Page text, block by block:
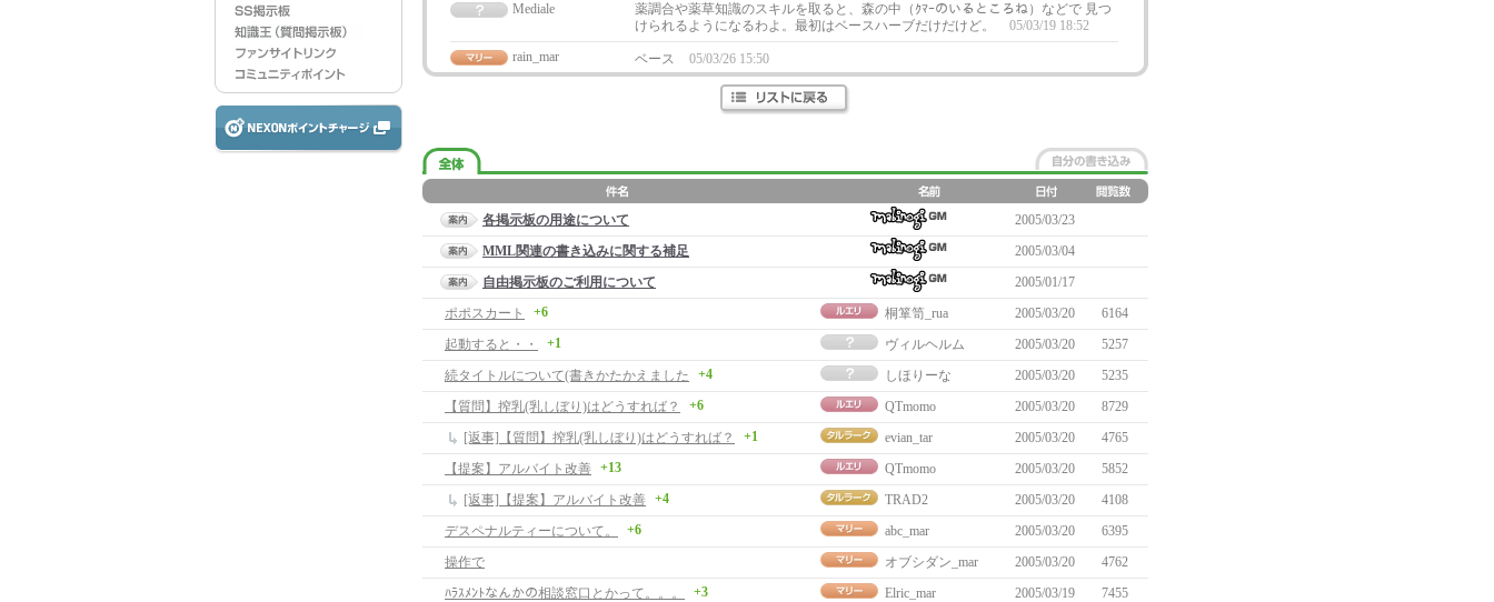
Mediale
薬調合や薬草知識のスキルを取ると、森の中（ｸﾏｰのいるところね）などで 見つ
けられるようになるわよ。最初はベースハーブだけだけど。
05/03/19 18:52
rain_mar
ベース 05/03/26 15:50
各掲示板の用途について
2005/03/23
MML関連の書き込みに関する補足
2005/03/04
自由掲示板のご利用について
2005/01/17
ポポスカート
+6 桐箪笥_rua 2005/03/20
6164
起動すると・・
+1 ヴィルヘルム 2005/03/20
5257
続タイトルについて(書きかたかえました
+4 しほりーな 2005/03/20
5235
【質問】搾乳(乳しぼり)はどうすれば？
+6 QTmomo 2005/03/20
8729
[返事]【質問】搾乳(乳しぼり)はどうすれば？
+1 evian_tar 2005/03/20
4765
【提案】アルバイト改善 +13 QTmomo 2005/03/20
5852
[返事]【提案】アルバイト改善 +4 TRAD2 2005/03/20
4108
デスペナルティーについて。
+6 abc_mar 2005/03/20
6395
操作で
オブシダン_mar 2005/03/20
4762
ﾊﾗｽﾒﾝﾄなんかの相談窓口とかって。。。
+3 Elric_mar 2005/03/19
7455